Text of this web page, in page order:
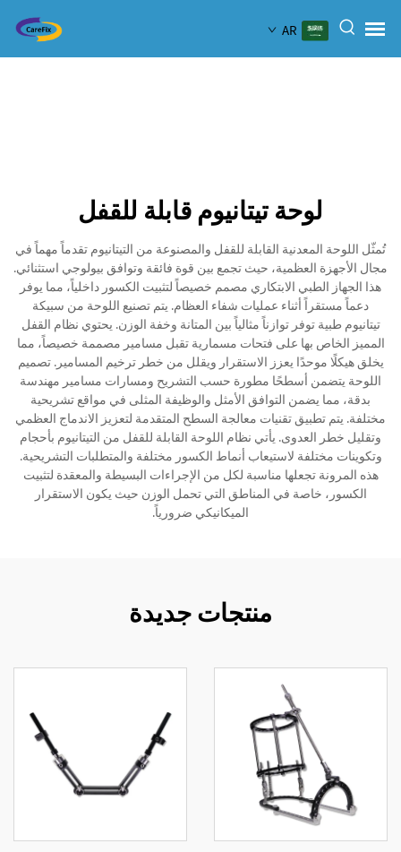
AR
لوحة تيتانيوم قابلة للقفل
تُمثّل اللوحة المعدنية القابلة للقفل والمصنوعة من التيتانيوم تقدماً مهماً في
مجال الأجهزة العظمية، حيث تجمع بين قوة فائقة وتوافق بيولوجي استثنائي.
هذا الجهاز الطبي الابتكاري مصمم خصيصاً لتثبيت الكسور داخلياً، مما يوفر
دعماً مستقراً أثناء عمليات شفاء العظام. يتم تصنيع اللوحة من سبيكة
تيتانيوم طبية توفر توازناً مثالياً بين المتانة وخفة الوزن. يحتوي نظام القفل
المميز الخاص بها على فتحات مسمارية تقبل مسامير مصممة خصيصاً، مما
يخلق هيكلًا موحدًا يعزز الاستقرار ويقلل من خطر ترخيم المسامير. تصميم
اللوحة يتضمن أسطحًا مطورة حسب التشريح ومسارات مسامير مهندسة
بدقة، مما يضمن التوافق الأمثل والوظيفة المثلى في مواقع تشريحية
مختلفة. يتم تطبيق تقنيات معالجة السطح المتقدمة لتعزيز الاندماج العظمي
وتقليل خطر العدوى. يأتي نظام اللوحة القابلة للقفل من التيتانيوم بأحجام
وتكوينات مختلفة لاستيعاب أنماط الكسور مختلفة والمتطلبات التشريحية.
هذه المرونة تجعلها مناسبة لكل من الإجراءات البسيطة والمعقدة لتثبيت
الكسور، خاصة في المناطق التي تحمل الوزن حيث يكون الاستقرار
الميكانيكي ضرورياً.
منتجات جديدة